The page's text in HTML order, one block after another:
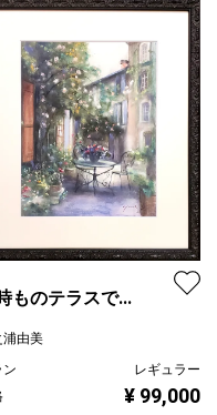
ものテラスで...
浦由美
ン
レギュラー
¥ 99,000